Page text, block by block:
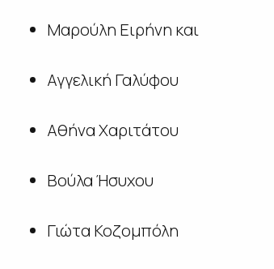
Μαρούλη Ειρήνη και
Αγγελική Γαλύφου
Αθήνα Χαριτάτου
Βούλα Ήσυχου
Γιώτα Κοζομπόλη